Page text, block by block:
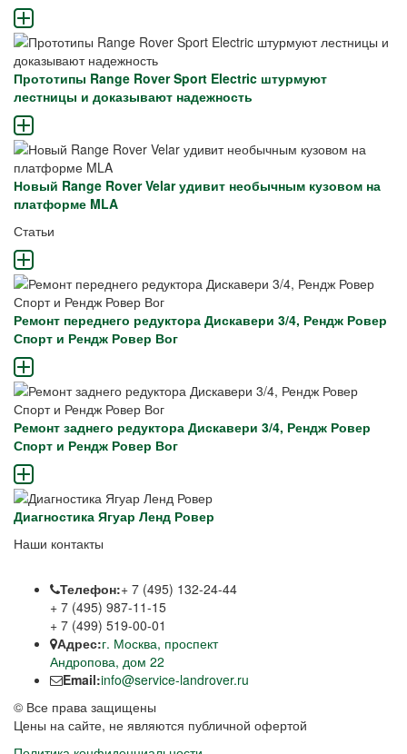
Прототипы Range Rover Sport Electric штурмуют
лестницы и доказывают надежность
Новый Range Rover Velar удивит необычным кузовом на
платформе MLA
Статьи
Ремонт переднего редуктора Дискавери 3/4, Рендж Ровер
Спорт и Рендж Ровер Вог
Ремонт заднего редуктора Дискавери 3/4, Рендж Ровер
Спорт и Рендж Ровер Вог
Диагностика Ягуар Ленд Ровер
Наши контакты
Телефон:+ 7 (495) 132-24-44
+ 7 (495) 987-11-15
+ 7 (499) 519-00-01
Адрес:г. Москва, проспект
Андропова, дом 22
Email:info@service-landrover.ru
© Все права защищены
Цены на сайте, не являются публичной офертой